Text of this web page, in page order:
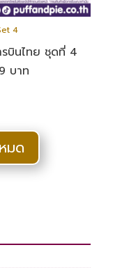
4
บินไทย ชุดที่ 4
บาท
มด